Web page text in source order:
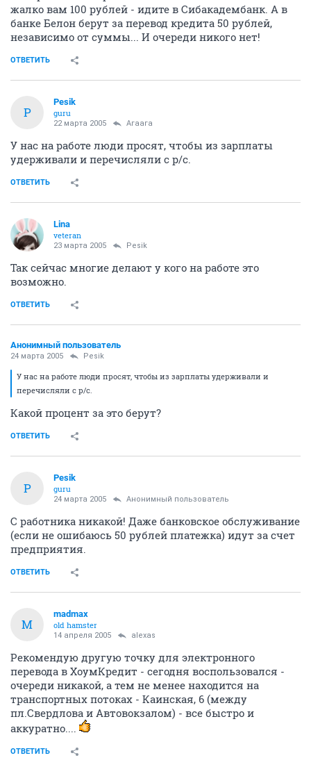
жалко вам 100 рублей - идите в Сибакадембанк. А в
банке Белон берут за перевод кредита 50 рублей,
независимо от суммы... И очереди никого нет!
ОТВЕТИТЬ
P
Pesik
guru
22 марта 2005 Агаага
У нас на работе люди просят, чтобы из зарплаты
удерживали и перечисляли с р/с.
ОТВЕТИТЬ
Lina
veteran
23 марта 2005 Pesik
Так сейчас многие делают у кого на работе это
возможно.
ОТВЕТИТЬ
Анонимный пользователь
24 марта 2005 Pesik
У нас на работе люди просят, чтобы из зарплаты удерживали и
перечисляли с р/с.
Какой процент за это берут?
ОТВЕТИТЬ
P
Pesik
guru
24 марта 2005 Анонимный пользователь
С работника никакой! Даже банковское обслуживание
(если не ошибаюсь 50 рублей платежка) идут за счет
предприятия.
ОТВЕТИТЬ
M
madmax
old hamster
14 апреля 2005 alexas
Рекомендую другую точку для электронного
перевода в ХоумКредит - сегодня воспользовался -
очереди никакой, а тем не менее находится на
транспортных потоках - Каинская, 6 (между
пл.Свердлова и Автовокзалом) - все быстро и
аккуратно....
ОТВЕТИТЬ